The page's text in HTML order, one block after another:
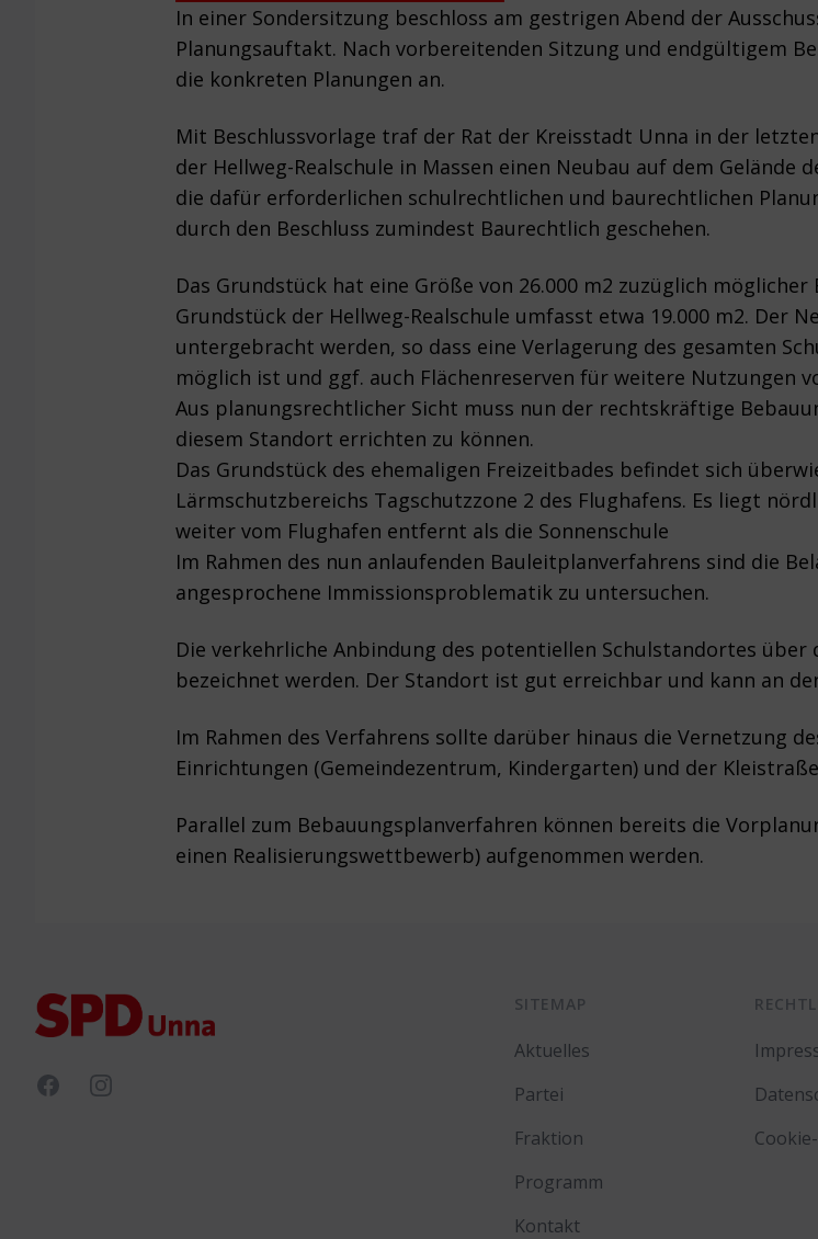
In einer Sondersitzung beschloss am gestrigen Abend der
Planungsauftakt. Nach vorbereitenden Sitzung und endgültigem
die konkreten Planungen an.
Mit Beschlussvorlage traf der Rat der Kreisstadt Unna in der
der Hellweg-Realschule in Massen einen Neubau auf dem Gelände
die dafür erforderlichen schulrechtlichen und baurechtlichen
durch den Beschluss zumindest Baurechtlich geschehen.
Das Grundstück hat eine Größe von 26.000 m2 zuzüglich
Grundstück der Hellweg-Realschule umfasst etwa 19.000 m2. Der
untergebracht werden, so dass eine Verlagerung des gesamten
möglich ist und ggf. auch Flächenreserven für weitere Nutzungen
Aus planungsrechtlicher Sicht muss nun der rechtskräftige
diesem Standort errichten zu können.
Das Grundstück des ehemaligen Freizeitbades befindet sich
Lärmschutzbereichs Tagschutzzone 2 des Flughafens. Es liegt
weiter vom Flughafen entfernt als die Sonnenschule
Im Rahmen des nun anlaufenden Bauleitplanverfahrens sind die
angesprochene Immissionsproblematik zu untersuchen.
Die verkehrliche Anbindung des potentiellen Schulstandortes über
bezeichnet werden. Der Standort ist gut erreichbar und kann an
Im Rahmen des Verfahrens sollte darüber hinaus die Vernetzung
Einrichtungen (Gemeindezentrum, Kindergarten) und der
Parallel zum Bebauungsplanverfahren können bereits die
einen Realisierungswettbewerb) aufgenommen werden.
FacebookInstagram
SITEMAP
Aktuelles
Partei
Fraktion
Programm
Kontakt